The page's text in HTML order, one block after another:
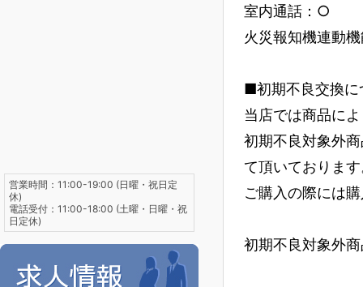
室内通話：○
火災報知機連動
■初期不良交換に
当店では商品に
初期不良対象外
て頂いておりま
ご購入の際には
初期不良対象外
営業時間：11:00-19:00 (日曜・祝日定
休)
電話受付：11:00-18:00 (土曜・日曜・祝
日定休)